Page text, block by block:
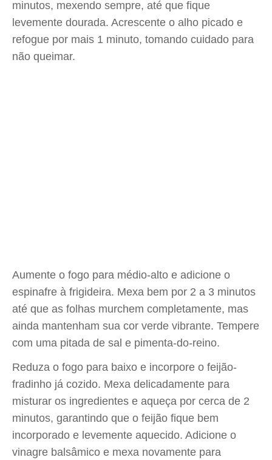
minutos, mexendo sempre, até que fique
levemente dourada. Acrescente o alho picado e
refogue por mais 1 minuto, tomando cuidado para
não queimar.
Aumente o fogo para médio-alto e adicione o
espinafre à frigideira. Mexa bem por 2 a 3 minutos
até que as folhas murchem completamente, mas
ainda mantenham sua cor verde vibrante. Tempere
com uma pitada de sal e pimenta-do-reino.
Reduza o fogo para baixo e incorpore o feijão-
fradinho já cozido. Mexa delicadamente para
misturar os ingredientes e aqueça por cerca de 2
minutos, garantindo que o feijão fique bem
incorporado e levemente aquecido. Adicione o
vinagre balsâmico e mexa novamente para